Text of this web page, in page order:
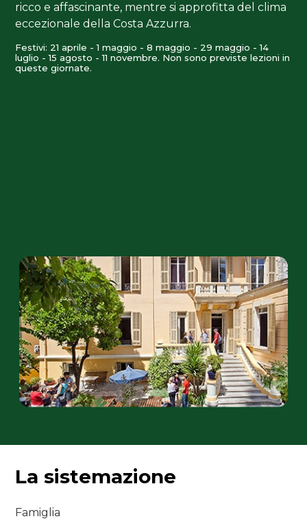
ricco e affascinante, mentre si approfitta del clima
eccezionale della Costa Azzurra.
Festivi: 21 aprile - 1 maggio - 8 maggio - 29 maggio - 14
luglio - 15 agosto - 11 novembre. Non sono previste lezioni in
queste giornate.
La sistemazione
Famiglia